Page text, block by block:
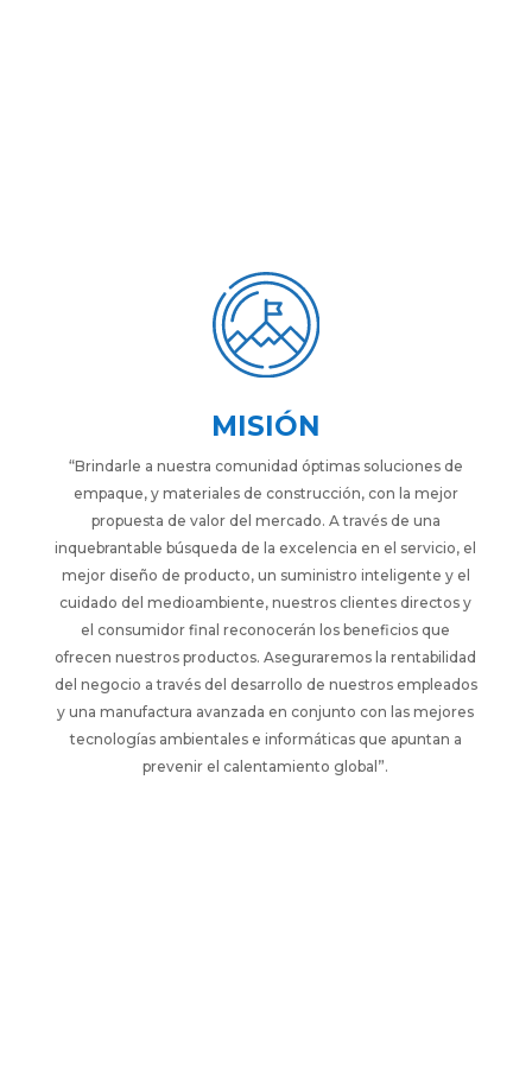
MISIÓN
“Brindarle a nuestra comunidad óptimas soluciones de
empaque, y materiales de construcción, con la mejor
propuesta de valor del mercado. A través de una
inquebrantable búsqueda de la excelencia en el servicio, el
mejor diseño de producto, un suministro inteligente y el
cuidado del medioambiente, nuestros clientes directos y
el consumidor final reconocerán los beneficios que
ofrecen nuestros productos. Aseguraremos la rentabilidad
del negocio a través del desarrollo de nuestros empleados
y una manufactura avanzada en conjunto con las mejores
tecnologías ambientales e informáticas que apuntan a
prevenir el calentamiento global”.